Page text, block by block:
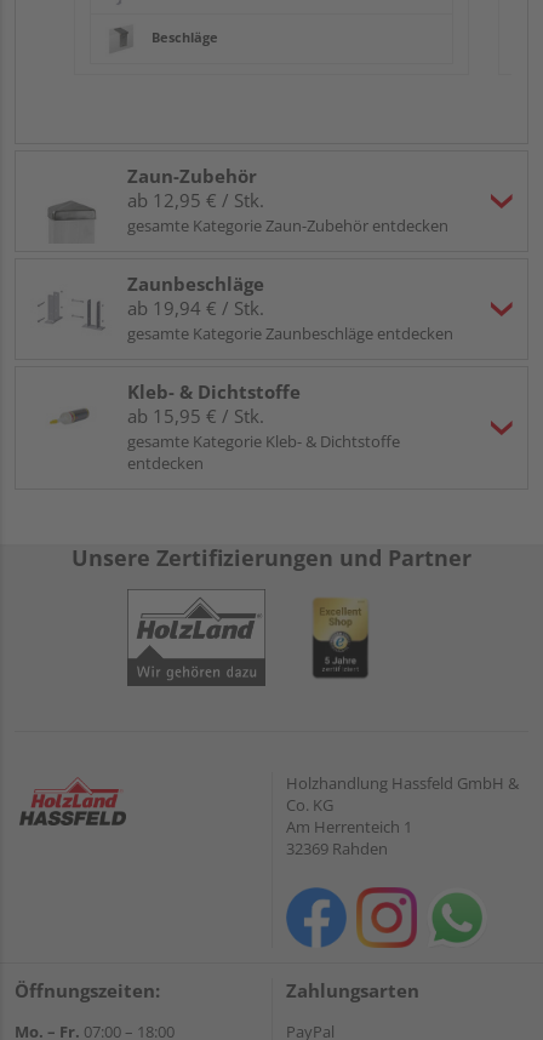
Beschläge
Zaun-Zubehör
ab 12,95 € / Stk.
gesamte Kategorie Zaun-Zubehör entdecken
Zaunbeschläge
ab 19,94 € / Stk.
gesamte Kategorie Zaunbeschläge entdecken
Kleb- & Dichtstoffe
ab 15,95 € / Stk.
gesamte Kategorie Kleb- & Dichtstoffe
entdecken
Unsere Zertifizierungen und Partner
Holzhandlung Hassfeld GmbH &
Co. KG
Am Herrenteich 1
32369 Rahden
Öffnungszeiten:
Mo. – Fr. 07:00 – 18:00
Zahlungsarten
PayPal